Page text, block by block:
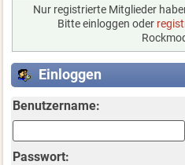
Nur registrierte Mitglieder
Bitte einloggen oder
Einloggen
Benutzername:
Passwort: